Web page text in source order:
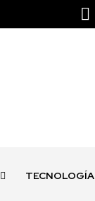
TECNOLOGÍA